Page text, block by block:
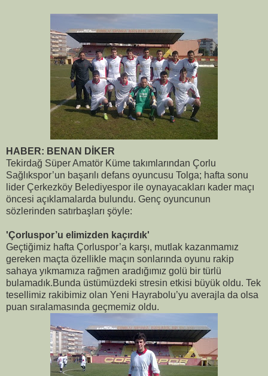
HABER: BENAN DİKER
Tekirdağ Süper Amatör Küme takımlarından Çorlu
Sağlıkspor’un başarılı defans oyuncusu Tolga; hafta sonu
lider Çerkezköy Belediyespor ile oynayacakları kader maçı
öncesi açıklamalarda bulundu. Genç oyuncunun
sözlerinden satırbaşları şöyle:
'Çorluspor’u elimizden kaçırdık'
Geçtiğimiz hafta Çorluspor’a karşı, mutlak kazanmamız
gereken maçta özellikle maçın sonlarında oyunu rakip
sahaya yıkmamıza rağmen aradığımız golü bir türlü
bulamadık.Bunda üstümüzdeki stresin etkisi büyük oldu. Tek
tesellimiz rakibimiz olan Yeni Hayrabolu’yu averajla da olsa
puan sıralamasında geçmemiz oldu.